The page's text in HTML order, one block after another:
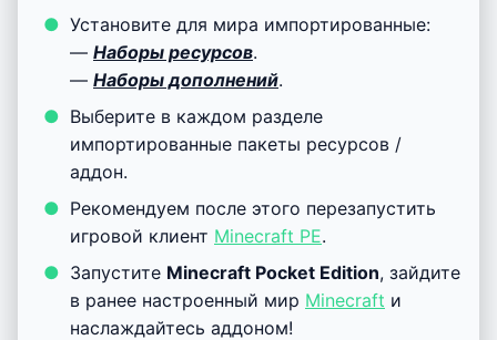
Установите для мира импортированные:
— Наборы ресурсов.
— Наборы дополнений.
Выберите в каждом разделе
импортированные пакеты ресурсов /
аддон.
Рекомендуем после этого перезапустить
игровой клиент Minecraft PE.
Запустите Minecraft Pocket Edition, зайдите
в ранее настроенный мир Minecraft и
наслаждайтесь аддоном!